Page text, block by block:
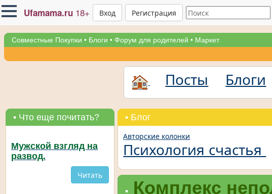
Ufamama.ru 18+ Вход Регистрация
Совместные Покупки • Блоги • Форум для родителей • Маркет
Посты Блоги
• Блог
Авторские колонки
Психология счастья
• Комплекс
• Что еще почитать?
Мужской взгляд на
развод.
Читать